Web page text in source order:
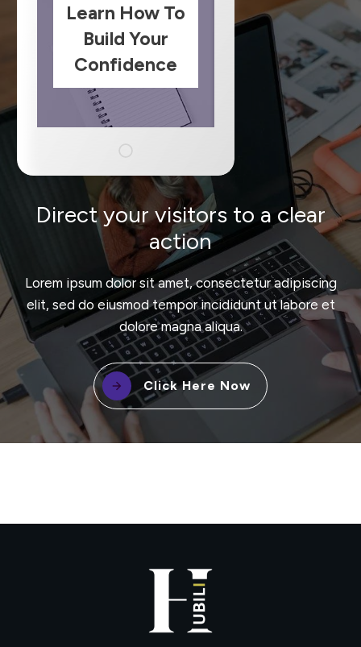
Learn How To
Build Your
Confidence
Direct your visitors to a clear
action
Lorem ipsum dolor sit amet, consectetur adipiscing
elit, sed do eiusmod tempor incididunt ut labore et
dolore magna aliqua.
Click Here Now